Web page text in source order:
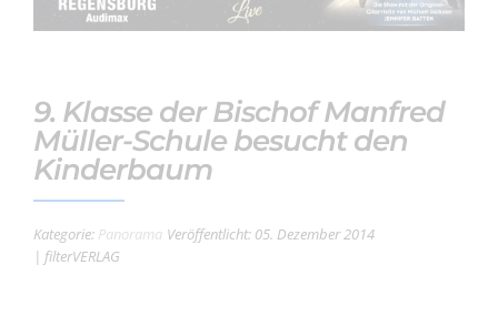
9. Klasse der Bischof Manfred
Müller-Schule besucht den
Kinderbaum
Kategorie: Panorama Veröffentlicht: 05. Dezember 2014
| filterVERLAG